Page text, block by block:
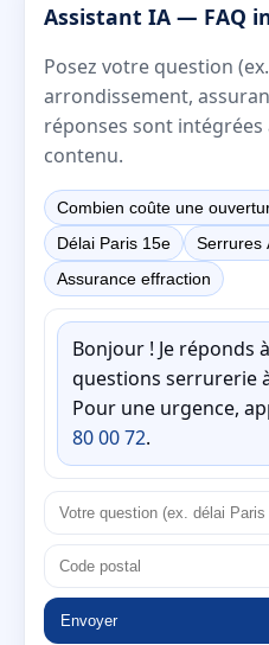
Assistant IA — FAQ
Posez votre question
arrondissement,
réponses sont
contenu.
Combien coûte une
Délai Paris 15e
Serrures
Assurance effraction
Bonjour ! Je réponds
questions serrurerie
Pour une urgence,
80 00 72.
Envoyer